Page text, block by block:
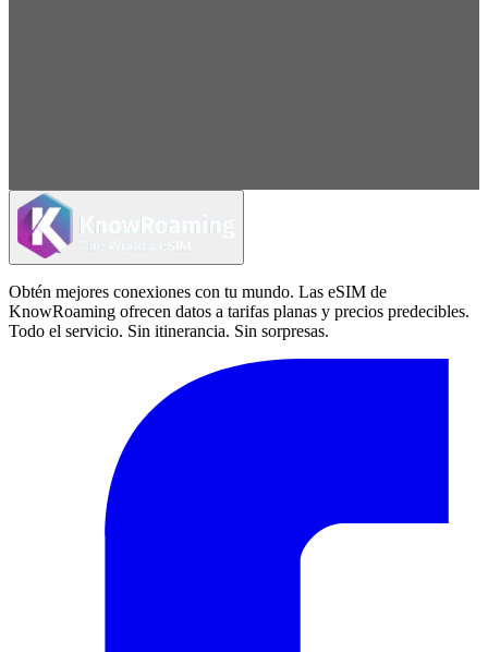
Obtén mejores conexiones con tu mundo. Las eSIM de
KnowRoaming ofrecen datos a tarifas planas y precios predecibles.
Todo el servicio. Sin itinerancia. Sin sorpresas.